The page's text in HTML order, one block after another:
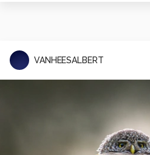
VANHEESALBERT